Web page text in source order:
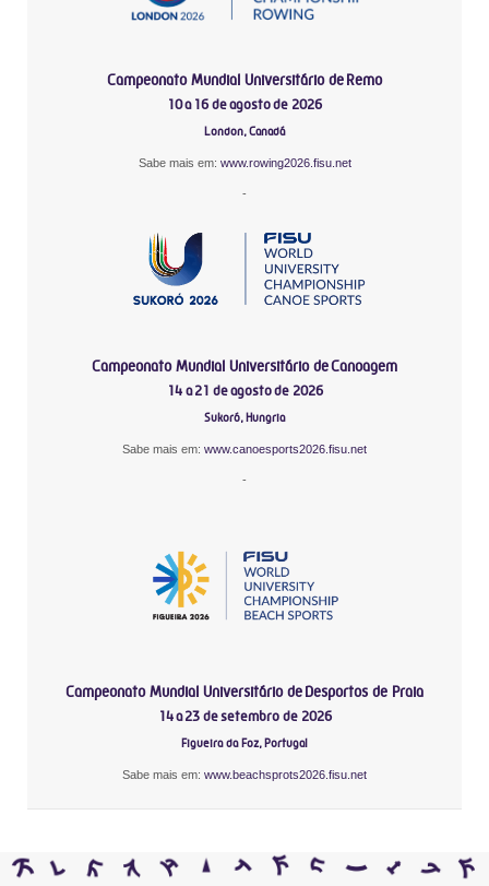
Campeonato Mundial Universitário de Remo
10 a 16 de agosto de 2026
London, Canadá
Sabe mais em: www.rowing2026.fisu.net
-
Campeonato Mundial Universitário de Canoagem
14 a 21 de agosto de 2026
Sukoró, Hungria
Sabe mais em: www.canoesports2026.fisu.net
-
Campeonato Mundial Universitário de Desportos de Praia
14 a 23 de setembro de 2026
Figueira da Foz, Portugal
Sabe mais em: www.beachsprots2026.fisu.net